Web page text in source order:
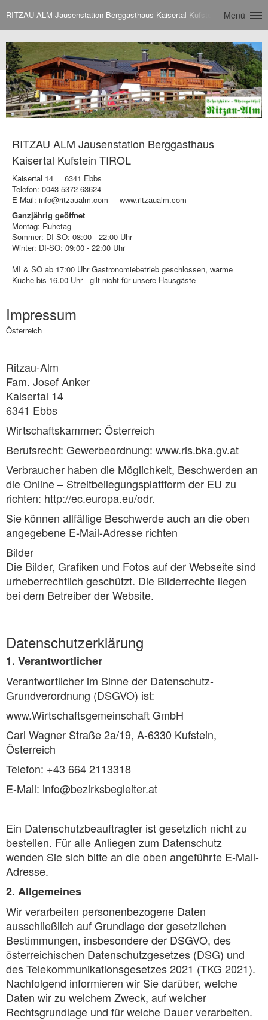
RITZAU ALM Jausenstation Berggasthaus Kaisertal Kufstein TIROL
Menü
RITZAU ALM Jausenstation Berggasthaus
Kaisertal Kufstein TIROL
Kaisertal 14
6341 Ebbs
Telefon: 0043 5372 63624
E-Mail: info@ritzaualm.com
www.ritzaualm.com
Ganzjährig geöffnet
Montag: Ruhetag
Sommer: DI-SO: 08:00 - 22:00 Uhr
Winter: DI-SO: 09:00 - 22:00 Uhr
MI & SO ab 17:00 Uhr Gastronomiebetrieb geschlossen, warme
Küche bis 16.00 Uhr - gilt nicht für unsere Hausgäste
Impressum
Österreich
Ritzau-Alm
Fam. Josef Anker
Kaisertal 14
6341 Ebbs
Wirtschaftskammer: Österreich
Berufsrecht: Gewerbeordnung: www.ris.bka.gv.at
Verbraucher haben die Möglichkeit, Beschwerden an
die Online – Streitbeilegungsplattform der EU zu
richten: http://ec.europa.eu/odr.
Sie können allfällige Beschwerde auch an die oben
angegebene E-Mail-Adresse richten
Bilder
Die Bilder, Grafiken und Fotos auf der Webseite sind
urheberrechtlich geschützt. Die Bilderrechte liegen
bei dem Betreiber der Website.
Datenschutzerklärung
1. Verantwortlicher
Verantwortlicher im Sinne der Datenschutz-
Grundverordnung (DSGVO) ist:
www.Wirtschaftsgemeinschaft GmbH
Carl Wagner Straße 2a/19, A-6330 Kufstein,
Österreich
Telefon: +43 664 2113318
E-Mail: info@bezirksbegleiter.at
Ein Datenschutzbeauftragter ist gesetzlich nicht zu
bestellen. Für alle Anliegen zum Datenschutz
wenden Sie sich bitte an die oben angeführte E-Mail-
Adresse.
2. Allgemeines
Wir verarbeiten personenbezogene Daten
ausschließlich auf Grundlage der gesetzlichen
Bestimmungen, insbesondere der DSGVO, des
österreichischen Datenschutzgesetzes (DSG) und
des Telekommunikationsgesetzes 2021 (TKG 2021).
Nachfolgend informieren wir Sie darüber, welche
Daten wir zu welchem Zweck, auf welcher
Rechtsgrundlage und für welche Dauer verarbeiten.